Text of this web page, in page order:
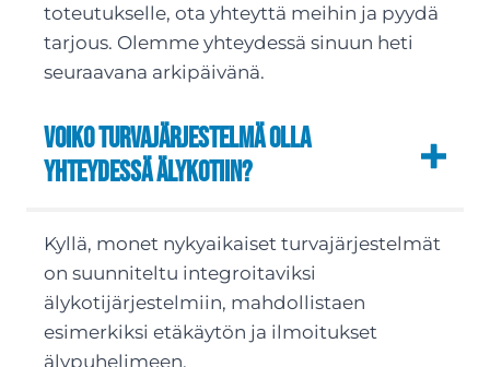
toteutukselle, ota yhteyttä meihin ja pyydä
tarjous. Olemme yhteydessä sinuun heti
seuraavana arkipäivänä.
Voiko turvajärjestelmä olla
yhteydessä älykotiin?
Kyllä, monet nykyaikaiset turvajärjestelmät
on suunniteltu integroitaviksi
älykotijärjestelmiin, mahdollistaen
esimerkiksi etäkäytön ja ilmoitukset
älypuhelimeen.